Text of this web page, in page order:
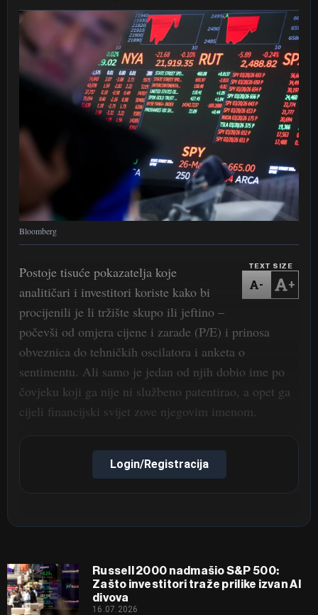
Bloomberg
TEXT SIZE
- +
Postoje tisuće pokazatelja koje
analitičari i investitori koriste kako bi
procijenili je li tržište skupo ili jeftino –
počevši od omjera cijene i zarade (P/E) i prinosa
obveznica do tehničkih oscilatora i anketa o
sentimentu. Ali samo je jedan od njih dobio ime po
čovjeku koji ga nije ni službeno patentirao, a opet ga
cijeli financijski svijet zove njegovim imenom.
Login/Registracija
Russell 2000 nadmašio S&P 500:
Zašto investitori traže prilike izvan AI
divova
16.07.2026